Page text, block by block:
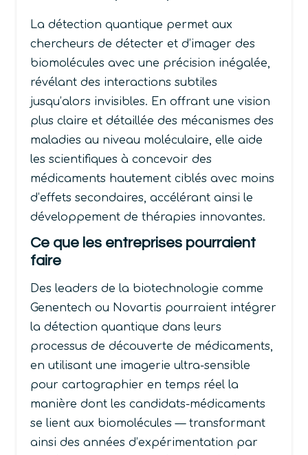
La détection quantique permet aux
chercheurs de détecter et d’imager des
biomolécules avec une précision inégalée,
révélant des interactions subtiles
jusqu’alors invisibles. En offrant une vision
plus claire et détaillée des mécanismes des
maladies au niveau moléculaire, elle aide
les scientifiques à concevoir des
médicaments hautement ciblés avec moins
d’effets secondaires, accélérant ainsi le
développement de thérapies innovantes.
Ce que les entreprises pourraient
faire
Des leaders de la biotechnologie comme
Genentech ou Novartis pourraient intégrer
la détection quantique dans leurs
processus de découverte de médicaments,
en utilisant une imagerie ultra-sensible
pour cartographier en temps réel la
manière dont les candidats-médicaments
se lient aux biomolécules — transformant
ainsi des années d’expérimentation par